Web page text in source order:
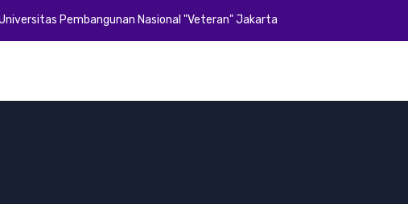
Universitas Pembangunan Nasional "Veteran" Jakarta